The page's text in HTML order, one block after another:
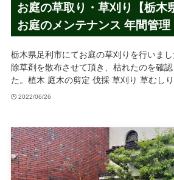
お庭の草取り・草刈り【栃木
お庭のメンテナンス 年間管理
栃木県足利市にてお庭の草刈りを行いま
除草剤を散布させて頂き、枯れたのを確
た。植木 庭木の剪定 伐採 草刈り 草むしり
2022/06/26